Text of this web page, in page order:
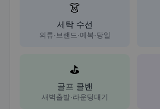
👗
세탁 수선
의류·브랜드·예복·당일
⛳
골프 콜밴
새벽출발·라운딩대기